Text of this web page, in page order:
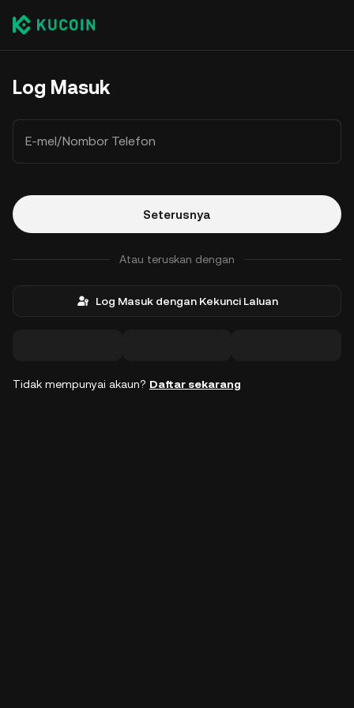
Log Masuk
E-mel/Nombor Telefon
Seterusnya
Atau teruskan dengan
Log Masuk dengan Kekunci Laluan
Tidak mempunyai akaun? Daftar sekarang